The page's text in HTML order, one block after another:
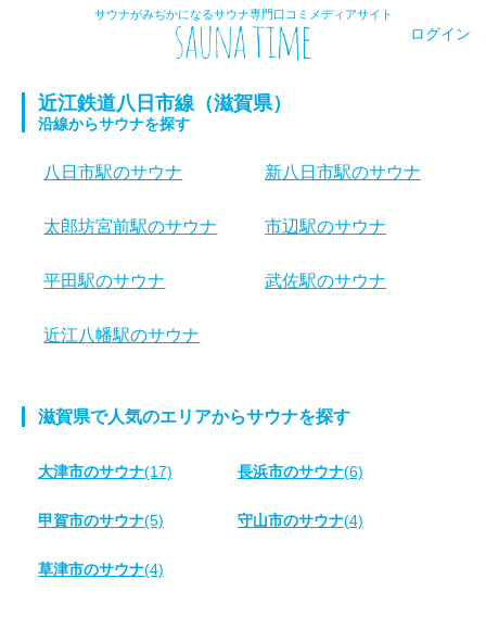
サウナがみぢかになるサウナ専門口コミメディアサイト
ログイン
近江鉄道八日市線（滋賀県）
沿線からサウナを探す
八日市駅のサウナ 新八日市駅のサウナ
太郎坊宮前駅のサウナ 市辺駅のサウナ
平田駅のサウナ 武佐駅のサウナ
近江八幡駅のサウナ
滋賀県で人気のエリアからサウナを探す
大津市のサウナ(17) 長浜市のサウナ(6)
甲賀市のサウナ(5) 守山市のサウナ(4)
草津市のサウナ(4)